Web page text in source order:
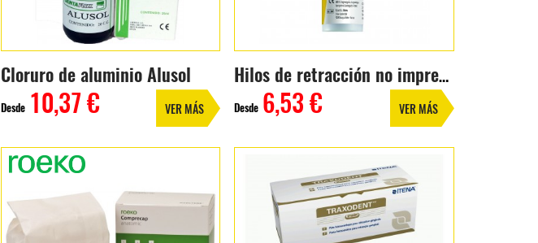
Cloruro de aluminio Alusol
Desde 10,37 € VER MÁS
Hilos de retracción no impregnados (254cm)
Desde 6,53 € VER MÁS